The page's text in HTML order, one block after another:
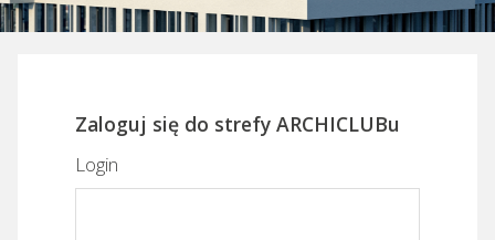
Zaloguj się do strefy ARCHICLUBu
Login